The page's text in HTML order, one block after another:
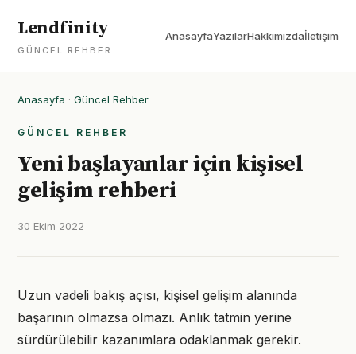
Lendfinity
GÜNCEL REHBER
AnasayfaYazılarHakkımızdaİletişim
Anasayfa · Güncel Rehber
GÜNCEL REHBER
Yeni başlayanlar için kişisel
gelişim rehberi
30 Ekim 2022
Uzun vadeli bakış açısı, kişisel gelişim alanında
başarının olmazsa olmazı. Anlık tatmin yerine
sürdürülebilir kazanımlara odaklanmak gerekir.